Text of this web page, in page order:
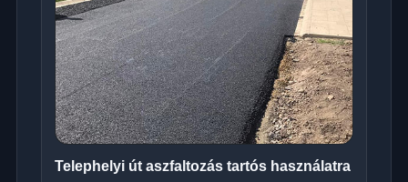
Telephelyi út aszfaltozás tartós használatra